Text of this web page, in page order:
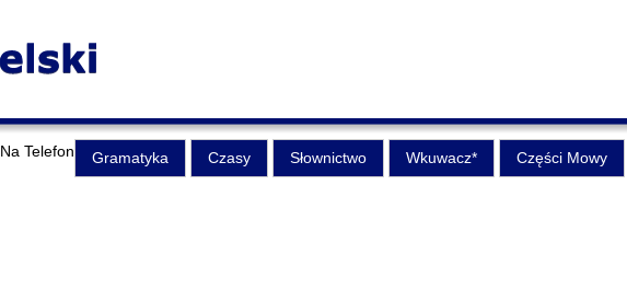
Na Telefon Gramatyka Czasy Słownictwo Wkuwacz* Części Mowy